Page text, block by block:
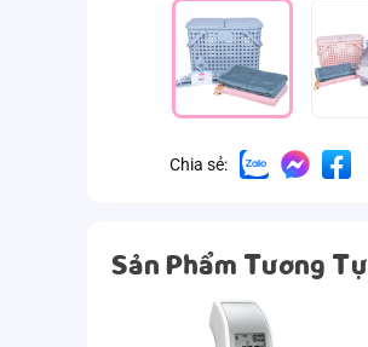
Chia sẻ:
Sản Phẩm Tương Tự